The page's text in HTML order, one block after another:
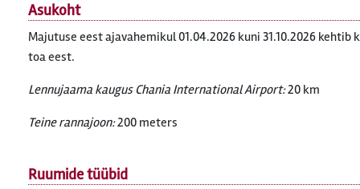
Asukoht
Majutuse eest ajavahemikul 01.04.2026 kuni 31.10.2026 kehtib
toa eest.
Lennujaama kaugus Chania International Airport:20 km
Teine rannajoon:200 meters
Ruumide tüübid